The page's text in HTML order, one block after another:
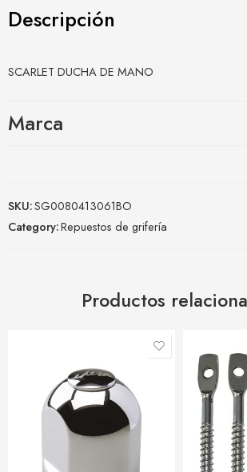
Descripción
SCARLET DUCHA DE MANO
Marca
SKU:SG0080413061BO
Category:Repuestos de grifería
Productos